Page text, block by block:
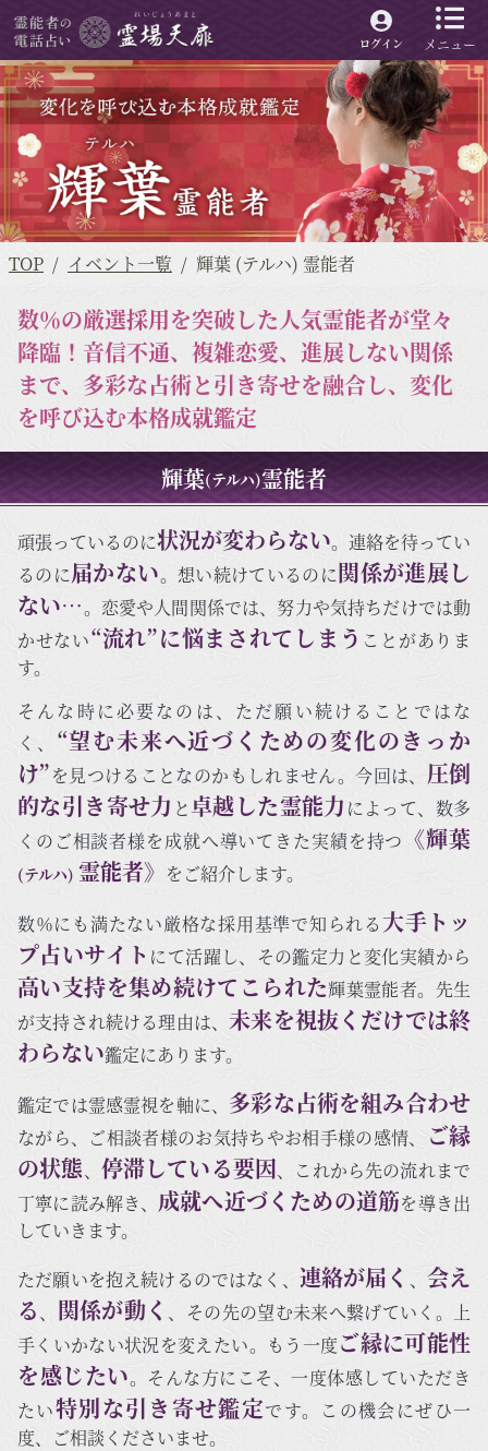
メニュー
ログイン
TOP イベント一覧 輝葉 (テルハ) 霊能者
数％の厳選採用を突破した人気霊能者が堂々
降臨！音信不通、複雑恋愛、進展しない関係
まで、多彩な占術と引き寄せを融合し、変化
を呼び込む本格成就鑑定
輝葉(テルハ)霊能者
頑張っているのに状況が変わらない。連絡を待ってい
るのに届かない。想い続けているのに関係が進展し
ない…。恋愛や人間関係では、努力や気持ちだけでは動
かせない“流れ”に悩まされてしまう ことがありま
す。
そんな時に必要なのは、ただ願い続けることではな
く、 “望む未来へ近づくための変化のきっか
け”を見つけることなのかもしれません。今回は、 圧倒
的な引き寄せ力 と卓越した霊能力 によって、数多
くのご相談者様を成就へ導いてきた実績を持つ 《輝葉
(テルハ) 霊能者》 をご紹介します。
数％にも満たない厳格な採用基準で知られる 大手トッ
プ占いサイト にて活躍し、その鑑定力と変化実績から
高い支持を集め続けてこられた輝葉霊能者。先生
が支持され続ける理由は、 未来を視抜くだけでは終
わらない鑑定にあります。
鑑定では霊感霊視を軸に、 多彩な占術を組み合わせ
ながら、ご相談者様のお気持ちやお相手様の感情、
ご縁
の状態、 停滞している要因、これから先の流れまで
丁寧に読み解き、 成就へ近づくための道筋を導き出
していきます。
ただ願いを抱え続けるのではなく、 連絡が届く 、 会え
る、 関係が動く、その先の望む未来へ繋げていく。上
手くいかない状況を変えたい。もう一度ご縁に可能性
を感じたい。そんな方にこそ、一度体感していただき
たい特別な引き寄せ鑑定です。この機会にぜひ一
度、ご相談くださいませ。